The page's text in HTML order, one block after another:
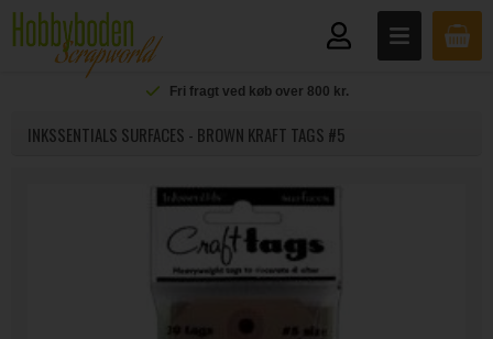
Fri fragt ved køb over 800 kr.
INKSSENTIALS SURFACES - BROWN KRAFT TAGS #5